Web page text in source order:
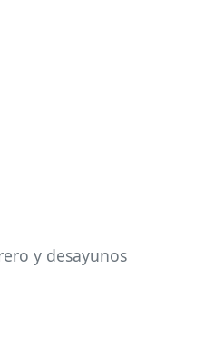
y desayunos